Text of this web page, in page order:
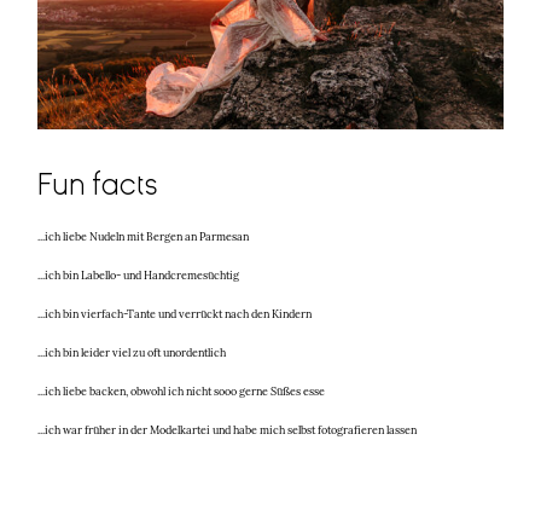
Fun facts
...ich liebe Nudeln mit Bergen an Parmesan
...ich bin Labello- und Handcremesüchtig
...ich bin vierfach-Tante und verrückt nach den Kindern
...ich bin leider viel zu oft unordentlich
...ich liebe backen, obwohl ich nicht sooo gerne Süßes esse
...ich war früher in der Modelkartei und habe mich selbst fotografieren lassen